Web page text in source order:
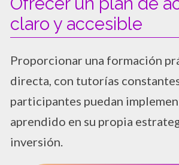
claro y accesible
Proporcionar una formación
directa, con tutorías
participantes puedan
aprendido en su propia
inversión.